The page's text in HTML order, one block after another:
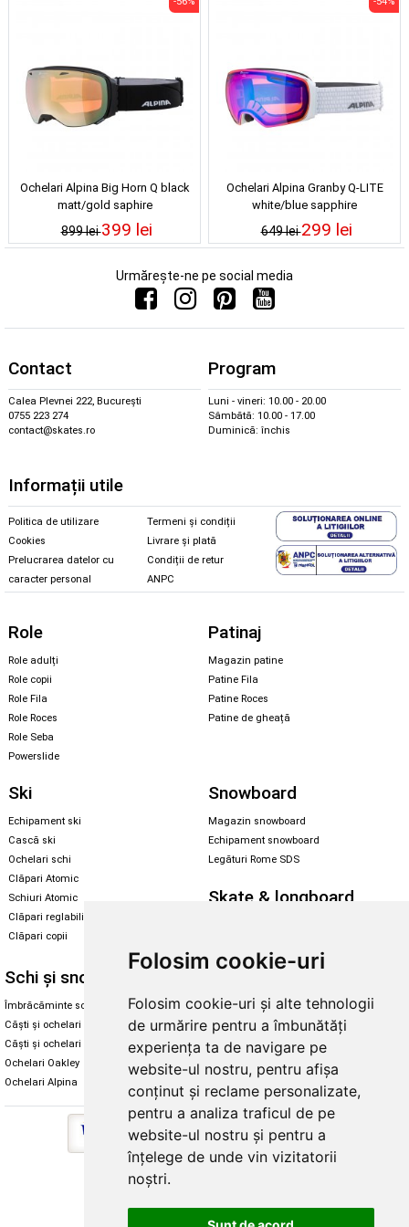
Folosim cookie-uri
Folosim cookie-uri și alte tehnologii
de urmărire pentru a îmbunătăți
experiența ta de navigare pe
website-ul nostru, pentru afișa
conținut și reclame personalizate,
pentru a analiza traficul de pe
website-ul nostru și pentru a
înțelege de unde vin vizitatorii
noștri.
Ochelari Alpina Big Horn Q black
matt/gold saphire
899 lei399 lei
Ochelari Alpina Granby Q-LITE
white/blue sapphire
649 lei299 lei
Urmărește-ne pe social media
Contact
Calea Plevnei 222, București
0755 223 274
contact@skates.ro
Program
Luni - vineri: 10.00 - 20.00
Sâmbătă: 10.00 - 17.00
Duminică: închis
Informații utile
Politica de utilizare
Cookies
Prelucrarea datelor cu
caracter personal
Termeni și condiții
Livrare și plată
Condiții de retur
ANPC
Role
Role adulți
Role copii
Role Fila
Role Roces
Role Seba
Powerslide
Patinaj
Magazin patine
Patine Fila
Patine Roces
Patine de gheață
Ski
Echipament ski
Cască ski
Ochelari schi
Clăpari Atomic
Schiuri Atomic
Clăpari reglabili
Clăpari copii
Snowboard
Magazin snowboard
Echipament snowboard
Legături Rome SDS
Skate & longboard
Schi și snowboard
Îmbrăcăminte schi și snowboard
Căști și ochelari de iarnă
Căști și ochelari Alpina
Ochelari Oakley
Ochelari Alpina
Cum aleg rolele
Cum aleg ochelarii
Ochelari de soare Oakley
Ochelari de soare Alpina
Intretinere manusi
Copyright © 2026 Skates.ro | SC Zmart Skating SRL